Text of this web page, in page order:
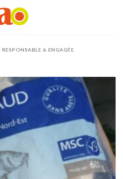
& ENGAGÉE